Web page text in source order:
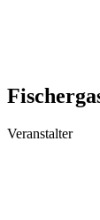
Veranstalter